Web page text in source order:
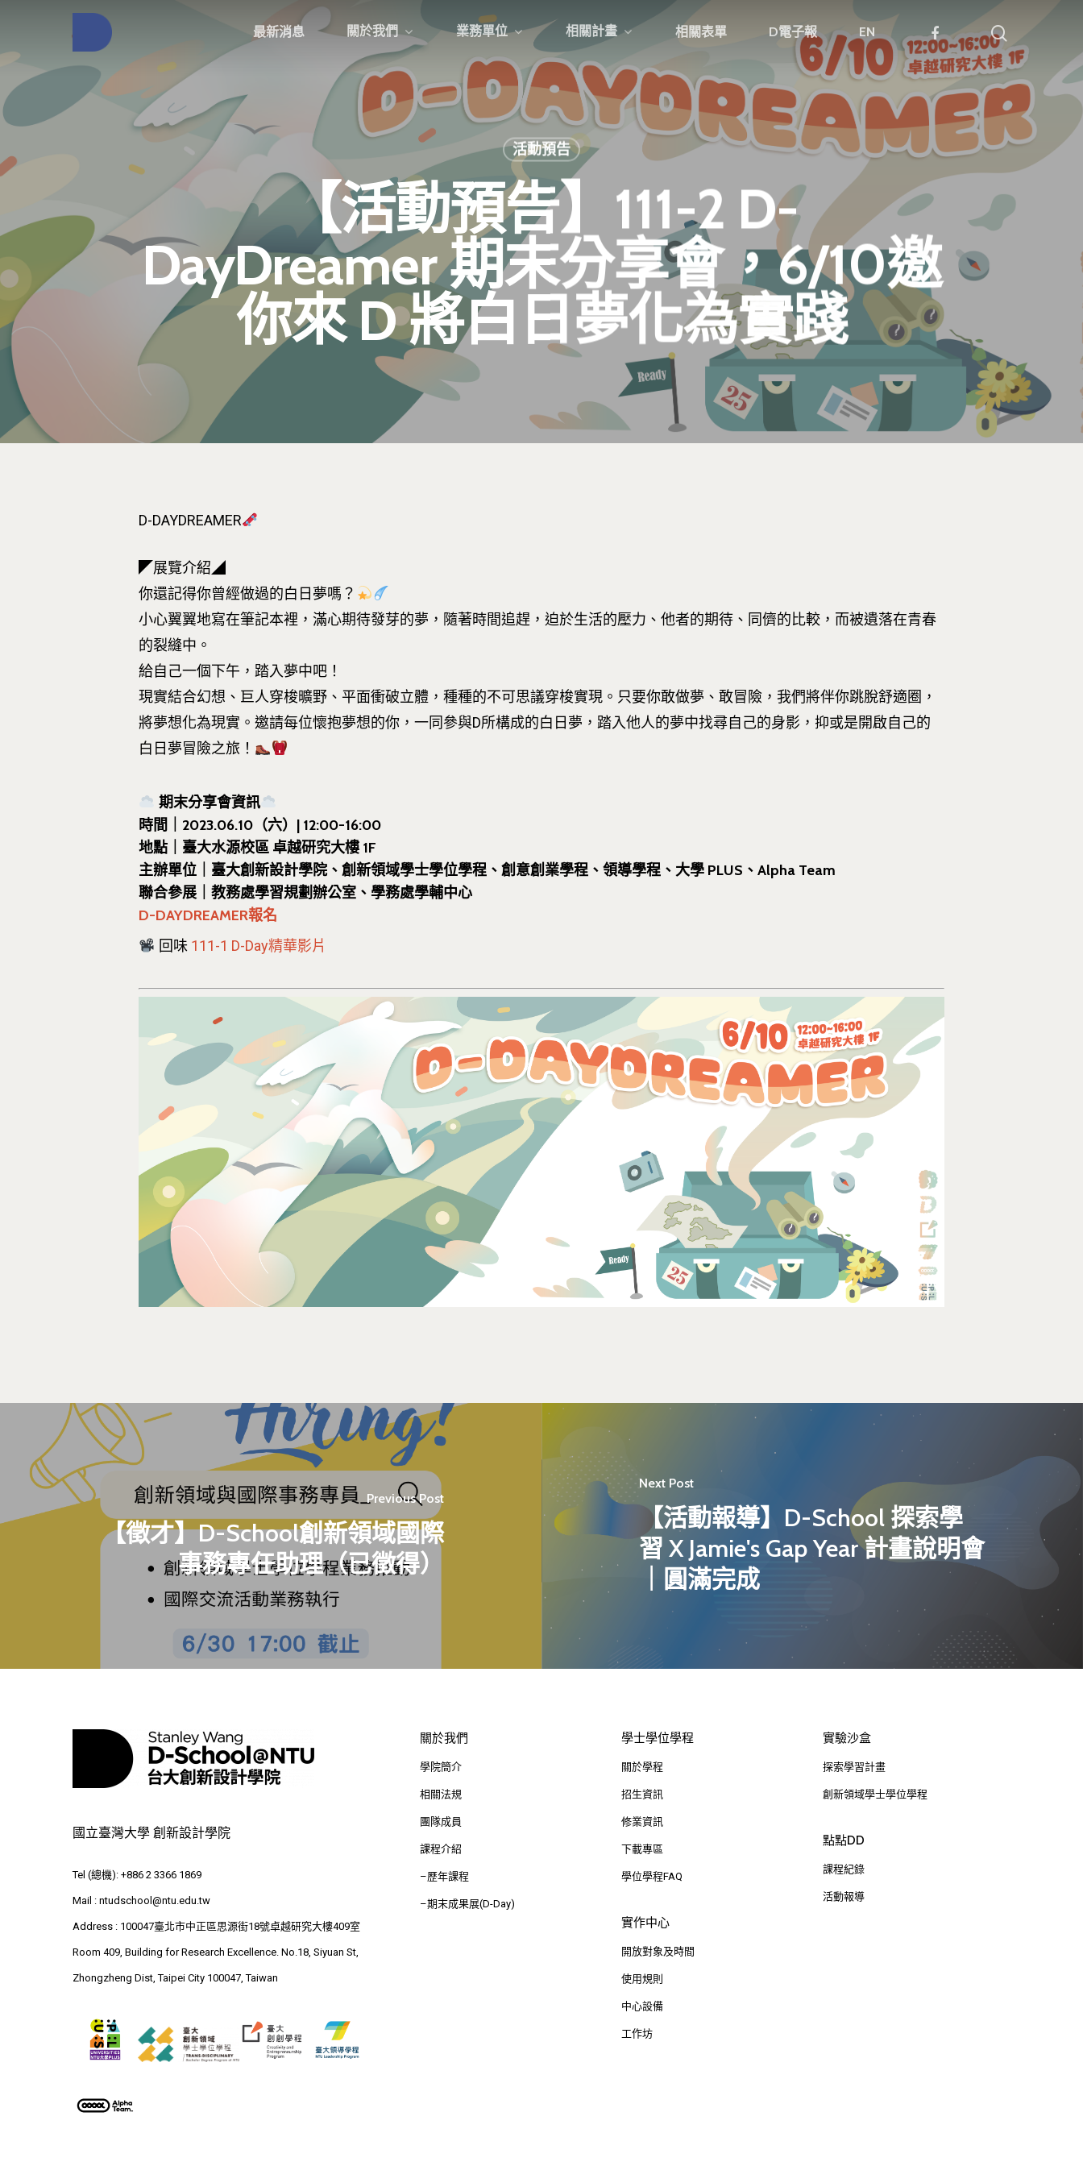
按下Enter開始搜尋，或Esc關閉跳窗
最新消息 關於我們 業務單位 相關計畫 相關表單 D電子報 EN
活動預告
【活動預告】111-2 D-
DayDreamer 期末分享會，6/10邀
你來 D 將白日夢化為實踐
D-DAYDREAMER
◤展覽介紹◢
你還記得你曾經做過的白日夢嗎？
小心翼翼地寫在筆記本裡，滿心期待發芽的夢，隨著時間追趕，迫於生活的壓力、他者的期待、同儕的比較，而被遺落在青春
的裂縫中。
給自己一個下午，踏入夢中吧！
現實結合幻想、巨人穿梭曠野、平面衝破立體，種種的不可思議穿梭實現。只要你敢做夢、敢冒險，我們將伴你跳脫舒適圈，
將夢想化為現實。邀請每位懷抱夢想的你，一同參與D所構成的白日夢，踏入他人的夢中找尋自己的身影，抑或是開啟自己的
白日夢冒險之旅！
期末分享會資訊
時間｜2023.06.10（六）| 12:00-16:00
地點｜臺大水源校區 卓越研究大樓 1F
主辦單位｜臺大創新設計學院、創新領域學士學位學程、創意創業學程、領導學程、大學 PLUS、Alpha Team
聯合參展｜教務處學習規劃辦公室、學務處學輔中心
D-DAYDREAMER報名
回味 111-1 D-Day精華影片
Previous Post
【徵才】D-School創新領域國際
事務專任助理（已徵得）
Next Post
【活動報導】D-School 探索學
習 X Jamie's Gap Year 計畫說明會
｜圓滿完成
國立臺灣大學 創新設計學院
Tel (總機): +886 2 3366 1869
Mail : ntudschool@ntu.edu.tw
Address : 100047臺北市中正區思源街18號卓越研究大樓409室
Room 409, Building for Research Excellence. No.18, Siyuan St,
Zhongzheng Dist, Taipei City 100047, Taiwan
關於我們
學院簡介
相關法規
團隊成員
課程介紹
–歷年課程
–期末成果展(D-Day)
學士學位學程
關於學程
招生資訊
修業資訊
下載專區
學位學程FAQ
實作中心
開放對象及時間
使用規則
中心設備
工作坊
實驗沙盒
探索學習計畫
創新領域學士學位學程
點點DD
課程紀錄
活動報導
Tel : +886 2 3366 1869
Address : 100047臺北市中正區思
Room 409, Building for Research
Excellence. No.18, Siyuan St,
Dist, Taipei City 100047, Taiwan